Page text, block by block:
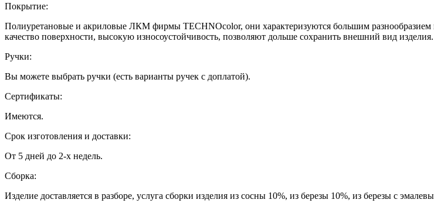
Покрытие:
Полиуретановые и акриловые ЛКМ фирмы TECHNOcolor, они характеризуются большим
качество поверхности, высокую износоустойчивость, позволяют дольше сохранить внешний вид
Ручки:
Вы можете выбрать ручки (есть варианты ручек с доплатой).
Сертификаты:
Имеются.
Срок изготовления и доставки:
От 5 дней до 2-х недель.
Сборка:
Изделие доставляется в разборе, услуга сборки изделия из сосны 10%, из березы 10%, из березы с